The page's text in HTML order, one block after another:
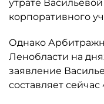
утрате
корпоративного
Однако
Ленобласти на
заявление
составляет